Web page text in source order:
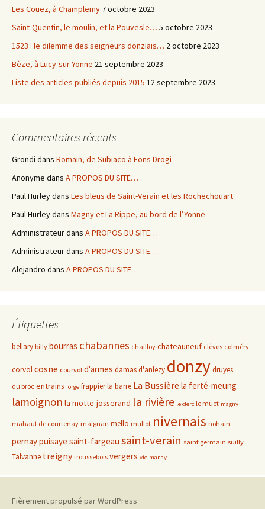
Les Couez, à Champlemy 7 octobre 2023
Saint-Quentin, le moulin, et la Pouvesle… 5 octobre 2023
1523 : le dilemme des seigneurs donziais… 2 octobre 2023
Bèze, à Lucy-sur-Yonne 21 septembre 2023
Liste des articles publiés depuis 2015 12 septembre 2023
Commentaires récents
Grondi dans Romain, de Subiaco à Fons Drogi
Anonyme dans A PROPOS DU SITE…
Paul Hurleydans Les bleus de Saint-Verain et les Rochechouart
Paul Hurleydans Magny et La Rippe, au bord de l’Yonne
Administrateurdans A PROPOS DU SITE…
Administrateurdans A PROPOS DU SITE…
Alejandro dans A PROPOS DU SITE…
Étiquettes
bellary billy bourras chabannes chailloy chateauneuf clèves colméry
corvolcosne courvol d'armes damas d'anlezy donzydruyes
du broc entrains forge frappierla barre La Bussière la ferté-meung
lamoignon la motte-josserand la rivière le clerc le muet magny
mahaut de courtenay maignan mello mullot nivernais nohain
pernaypuisaye saint-fargeau saint-verain saint germain suilly
Talvanne treigny troussebois vergers vielmanay
Fièrement propulsé par WordPress